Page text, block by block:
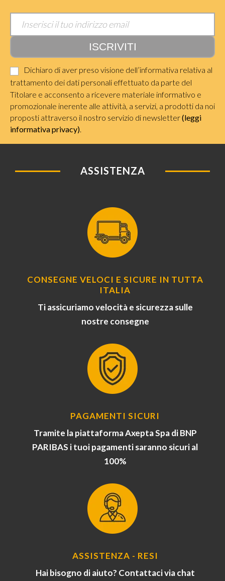
Dichiaro di aver preso visione dell’informativa relativa al
trattamento dei dati personali effettuato da parte del
Titolare e acconsento a ricevere materiale informativo e
promozionale inerente alle attività, a servizi, a prodotti da noi
proposti attraverso il nostro servizio di newsletter(leggi
informativa privacy).
ASSISTENZA
CONSEGNE VELOCI E SICURE IN TUTTA
ITALIA
Ti assicuriamo velocità e sicurezza sulle
nostre consegne
PAGAMENTI SICURI
Tramite la piattaforma Axepta Spa di BNP
PARIBAS i tuoi pagamenti saranno sicuri al
100%
ASSISTENZA - RESI
Hai bisogno di aiuto? Contattaci via chat